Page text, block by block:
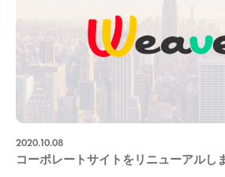
2020.10.08
コーポレートサイトをリニューアルし